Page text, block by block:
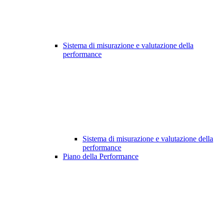
Sistema di misurazione e valutazione della
performance
Sistema di misurazione e valutazione della
performance
Piano della Performance